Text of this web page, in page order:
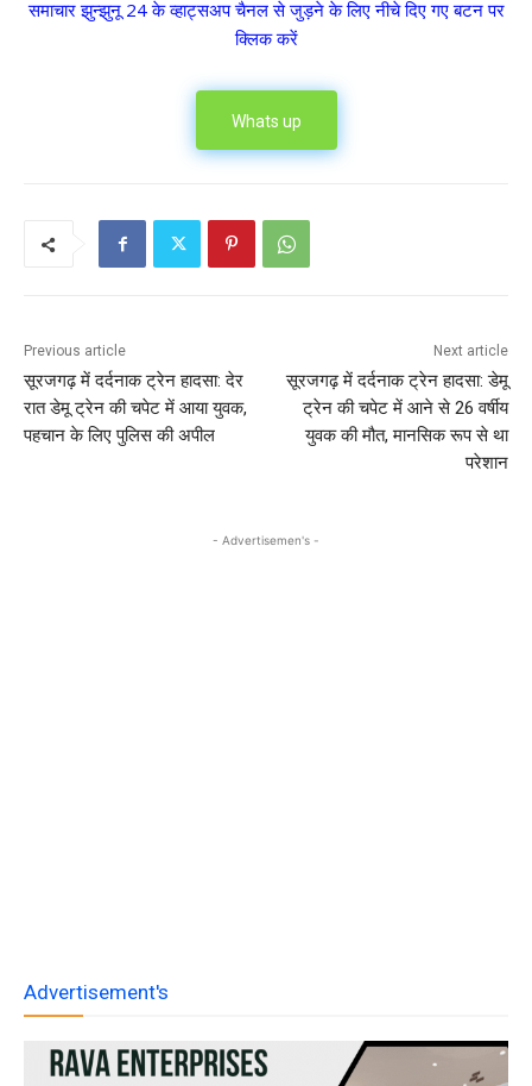
समाचार झुन्झुनू 24 के व्हाट्सअप चैनल से जुड़ने के लिए नीचे दिए गए बटन पर
क्लिक करें
Whats up
Previous article
सूरजगढ़ में दर्दनाक ट्रेन हादसा: देर
रात डेमू ट्रेन की चपेट में आया युवक,
पहचान के लिए पुलिस की अपील
Next article
सूरजगढ़ में दर्दनाक ट्रेन हादसा: डेमू
ट्रेन की चपेट में आने से 26 वर्षीय
युवक की मौत, मानसिक रूप से था
परेशान
- Advertisemen's -
Advertisement's